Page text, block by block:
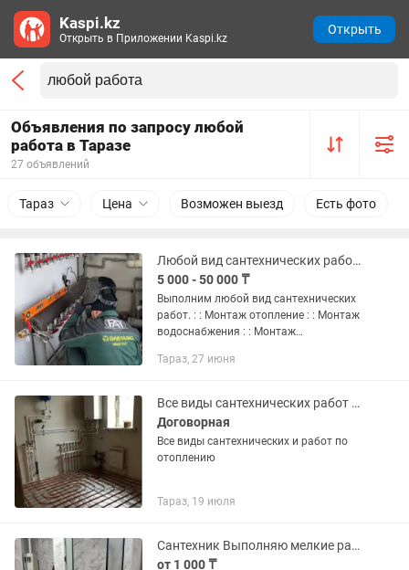
Объявления по запросу любой
работа в Таразе
27 объявлений
Тараз Цена Возможен выезд Есть фото
Любой вид сантехнических работ. Гарантия 10000%
5 000 - 50 000 ₸
Выполним любой вид сантехнических
работ. : : Монтаж отопление : : Монтаж
водоснабжения : : Монтаж
отопления : Сборка и установка :
Тараз, 27 июня
Все виды сантехнических работ отопления любой сложности ремонт котлов
Договорная
Все виды сантехнических и работ по
отоплению
Тараз, 19 июля
Сантехник Выполняю мелкие работы и объемные
от 1 000 ₸
Kaspi.kz
Открыть в Приложении Kaspi.kz
Открыть